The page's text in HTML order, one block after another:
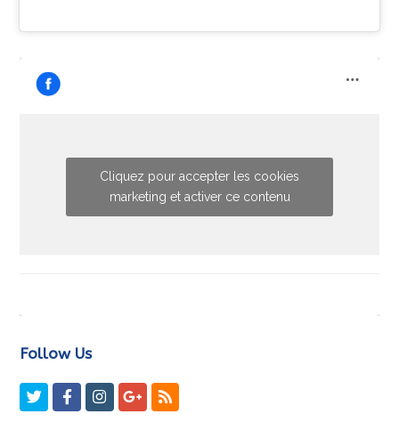
Cliquez pour accepter les cookies
marketing et activer ce contenu
Follow Us
TwitterFacebookInstagramGooglePlus
RSS